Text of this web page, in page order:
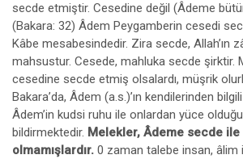
secde etmiştir. Cesedine değil (Âdeme
(Bakara: 32) Âdem Peygamberin cesedi
Kâbe mesabesindedir. Zira secde, Allah’ın
mahsustur. Cesede, mahluka secde şirktir.
cesedine secde etmiş olsalardı, müşrik
Bakara’da, Âdem (a.s.)’ın kendilerinden
Âdem’in kudsi ruhu ile onlardan yüce
bildirmektedir. Melekler, Âdeme secde
olmamışlardır. 0 zaman talebe insan, âlim